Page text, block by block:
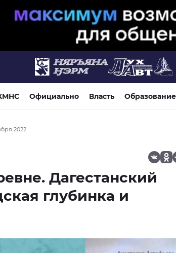
Официально Власть Образование
2022
Дагестанский
глубинка и